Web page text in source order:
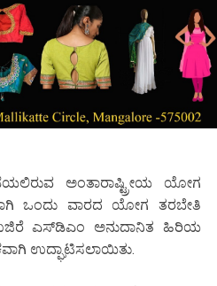
ಅಂತಾರಾಷ್ಟ್ರೀಯ ಯೋಗ
ಒಂದು ವಾರದ ಯೋಗ ತರಬೇತಿ
ಎಸ್‌ಡಿಎಂ ಅನುದಾನಿತ ಹಿರಿಯ
ಉದ್ಘಾಟಿಸಲಾಯಿತು.